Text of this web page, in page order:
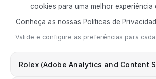
Marcolino Link Marcolino 1926
Eu concordo com aPolítica de Privacidadee
informações podem ser usadas para fins de
cookies para uma melhor experiência
Conheça as nossas Políticas de
Valide e configure as preferências para
Rolex (Adobe Analytics and Content